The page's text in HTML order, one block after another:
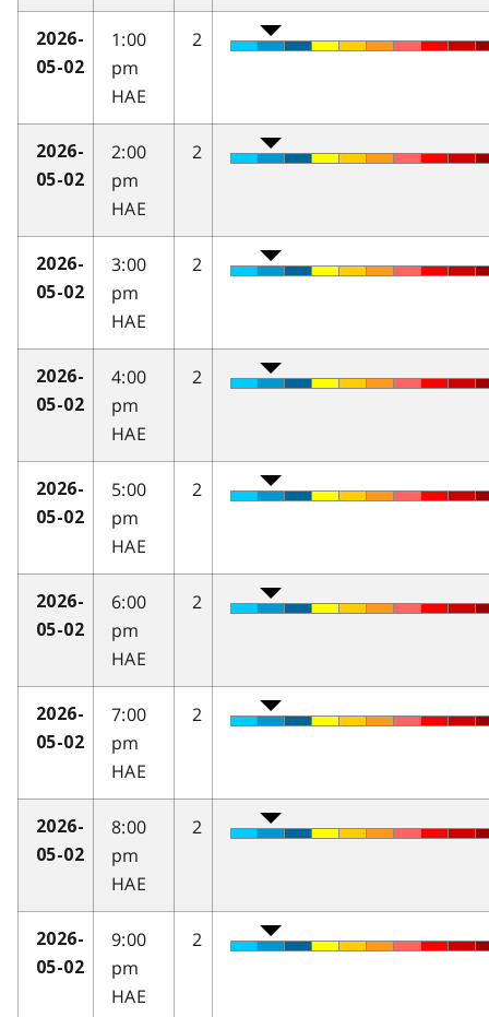
2026-
05-02
1:00
pm
HAE
2
2026-
05-02
2:00
pm
HAE
2
2026-
05-02
3:00
pm
HAE
2
2026-
05-02
4:00
pm
HAE
2
2026-
05-02
5:00
pm
HAE
2
2026-
05-02
6:00
pm
HAE
2
2026-
05-02
7:00
pm
HAE
2
2026-
05-02
8:00
pm
HAE
2
2026-
05-02
9:00
pm
HAE
2